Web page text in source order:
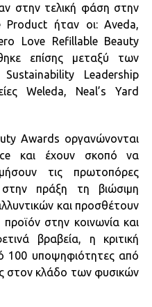
στην τελική φάση στην
Product ήταν οι: Aveda,
Love Refillable Beauty
επίσης μεταξύ των
Sustainability Leadership
Weleda, Neal’s Yard
Awards οργανώνονται
και έχουν σκοπό να
τις πρωτοπόρες
πράξη τη βιώσιμη
και προσθέτουν
στην κοινωνία και
βραβεία, η κριτική
100 υποψηφιότητες από
στον κλάδο των φυσικών